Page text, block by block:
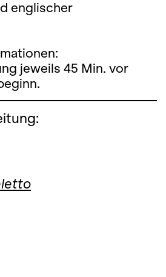
englischer
jeweils 45 Min. vor